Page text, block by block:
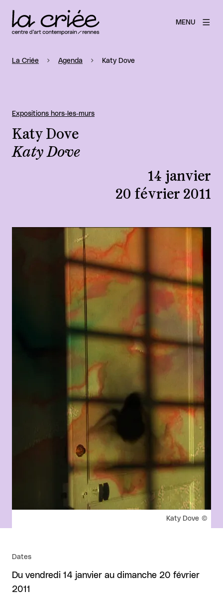
MENU
La Criée Agenda Katy Dove
Katy Dove
Katy Dove
14 janvier
20 février 2011
Expositions hors-les-murs
Droits réservés :
Katy Dove
Dates
Du vendredi 14 janvier au dimanche 20 février
2011